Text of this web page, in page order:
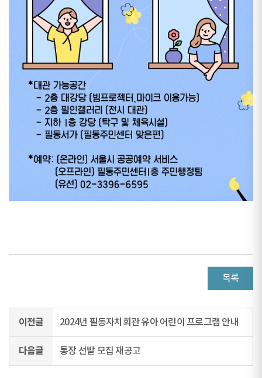
목록
이전글 2024년 필동자치회관 유아 어린이 프로그램 안내
다음글 통장 선발 모집 재공고